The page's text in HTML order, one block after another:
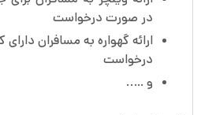
در صورت درخواست
ارائه گهواره به مسافران
درخواست
و …..